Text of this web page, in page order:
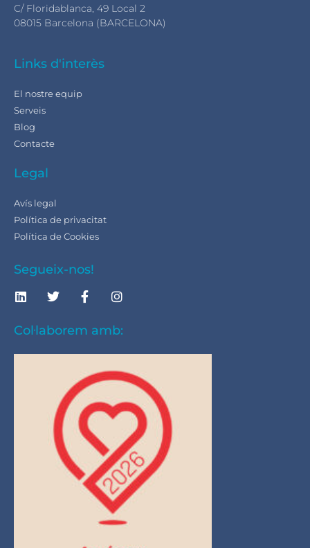
C/ Floridablanca, 49 Local 2
08015 Barcelona (BARCELONA)
Links d'interès
El nostre equip
Serveis
Blog
Contacte
Legal
Avís legal
Política de privacitat
Política de Cookies
Segueix-nos!
Col·laborem amb: